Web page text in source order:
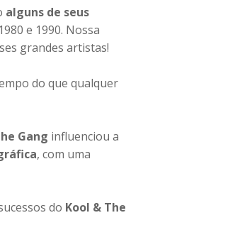
alguns de seus
e 1990. Nossa
grandes artistas!
do que qualquer
Gang influenciou a
, com uma
do Kool & The